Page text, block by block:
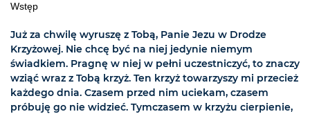
Wstęp
Już za chwilę wyruszę z Tobą, Panie Jezu w Drodze
Krzyżowej. Nie chcę być na niej jedynie niemym
świadkiem. Pragnę w niej w pełni uczestniczyć, to znaczy
wziąć wraz z Tobą krzyż. Ten krzyż towarzyszy mi przecież
każdego dnia. Czasem przed nim uciekam, czasem
próbuję go nie widzieć. Tymczasem w krzyżu cierpienie,